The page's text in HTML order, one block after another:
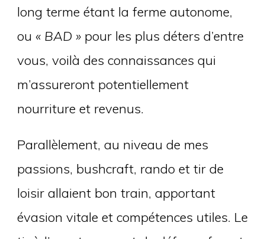
long terme étant la ferme autonome,
ou « BAD »pour les plus déters d’entre
vous, voilà des connaissances qui
m’assureront potentiellement
nourriture et revenus.
Parallèlement, au niveau de mes
passions, bushcraft, rando et tir de
loisir allaient bon train, apportant
évasion vitale et compétences utiles. Le